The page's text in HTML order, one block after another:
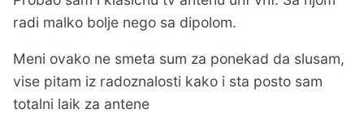
radi malko bolje nego sa dipolom.
Meni ovako ne smeta sum za ponekad da slusam,
vise pitam iz radoznalosti kako i sta posto sam
totalni laik za antene